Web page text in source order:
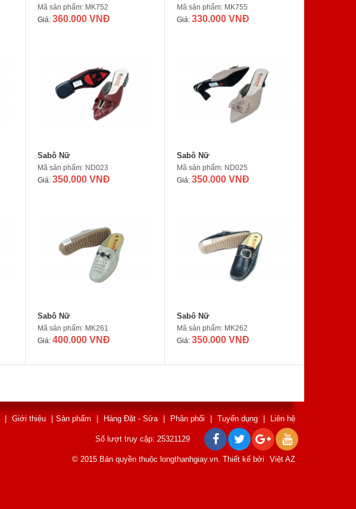
Mã sản phẩm: MK752
Giá: 360.000 VNĐ
Mã sản phẩm: MK755
Giá: 330.000 VNĐ
Sabô Nữ
Mã sản phẩm: ND023
Giá: 350.000 VNĐ
Sabô Nữ
Mã sản phẩm: ND025
Giá: 350.000 VNĐ
Sabô Nữ
Mã sản phẩm: MK261
Giá: 400.000 VNĐ
Sabô Nữ
Mã sản phẩm: MK262
Giá: 350.000 VNĐ
| Giới thiệu | Sản phẩm | Hàng Đặt - Sửa | Phân phối | Tuyển dụng | Liên hệ
Số lượt truy cập: 25321129
© 2015 Bản quyền thuộc longthanhgiay.vn. Thiết kế bởi Việt AZ